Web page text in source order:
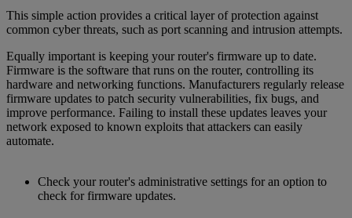
This simple action provides a critical layer of protection against
common cyber threats, such as port scanning and intrusion attempts.
Equally important is keeping your router's firmware up to date.
Firmware is the software that runs on the router, controlling its
hardware and networking functions. Manufacturers regularly release
firmware updates to patch security vulnerabilities, fix bugs, and
improve performance. Failing to install these updates leaves your
network exposed to known exploits that attackers can easily
automate.
Check your router's administrative settings for an option to
check for firmware updates.